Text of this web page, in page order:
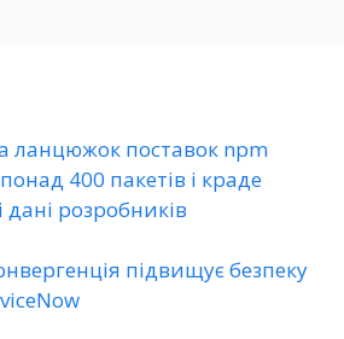
ланцюжок поставок npm
400 пакетів і краде
дані розробників
підвищує безпеку